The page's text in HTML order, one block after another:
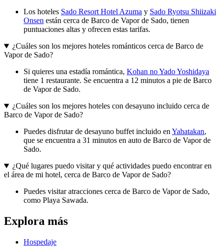
Los hoteles Sado Resort Hotel Azuma y Sado Ryotsu Shiizaki
Onsen están cerca de Barco de Vapor de Sado, tienen
puntuaciones altas y ofrecen estas tarifas.
¿Cuáles son los mejores hoteles románticos cerca de Barco de
Vapor de Sado?
Si quieres una estadía romántica, Kohan no Yado Yoshidaya
tiene 1 restaurante. Se encuentra a 12 minutos a pie de Barco
de Vapor de Sado.
¿Cuáles son los mejores hoteles con desayuno incluido cerca de
Barco de Vapor de Sado?
Puedes disfrutar de desayuno buffet incluido en Yahatakan,
que se encuentra a 31 minutos en auto de Barco de Vapor de
Sado.
¿Qué lugares puedo visitar y qué actividades puedo encontrar en
el área de mi hotel, cerca de Barco de Vapor de Sado?
Puedes visitar atracciones cerca de Barco de Vapor de Sado,
como Playa Sawada.
Explora más
Hospedaje